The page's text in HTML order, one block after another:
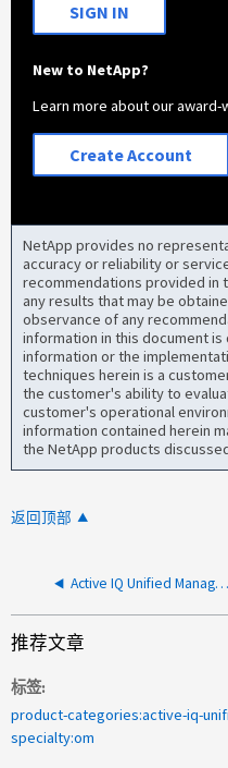
SIGN IN
New to NetApp?
Learn more about our
Create Account
NetApp provides no
accuracy or reliability or
recommendations provided in
any results that may be
observance of any
information in this document
information or the
techniques herein is a
the customer's ability to
customer's operational
information contained herein
the NetApp products
返回顶部
Active IQ Unified Manager 错误地引发 "Verify that Intercluster peering is up" 事件
推荐文章
标签
specialty:om